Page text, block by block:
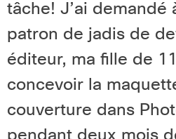
tâche! J’ai demandé
patron de jadis de
éditeur, ma fille de
concevoir la
couverture dans
pendant deux mois